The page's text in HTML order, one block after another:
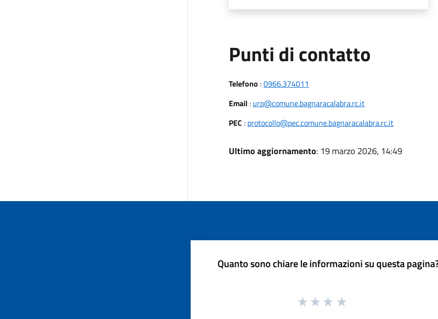
Punti di contatto
Telefono :0966.374011
Email: urp@comune.bagnaracalabra.rc.it
PEC : protocollo@pec.comune.bagnaracalabra.rc.it
Ultimo aggiornamento: 19 marzo 2026, 14:49
Quanto sono chiare le informazioni su questa